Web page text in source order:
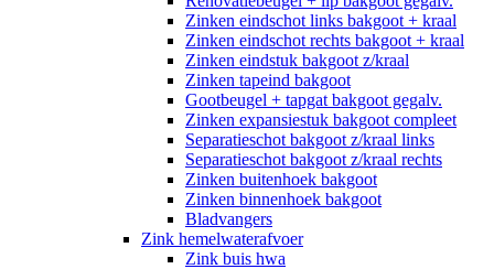
Zinken eindschot links bakgoot + kraal
Zinken eindschot rechts bakgoot + kraal
Zinken eindstuk bakgoot z/kraal
Zinken tapeind bakgoot
Gootbeugel + tapgat bakgoot gegalv.
Zinken expansiestuk bakgoot compleet
Separatieschot bakgoot z/kraal links
Separatieschot bakgoot z/kraal rechts
Zinken buitenhoek bakgoot
Zinken binnenhoek bakgoot
Bladvangers
Zink hemelwaterafvoer
Zink buis hwa